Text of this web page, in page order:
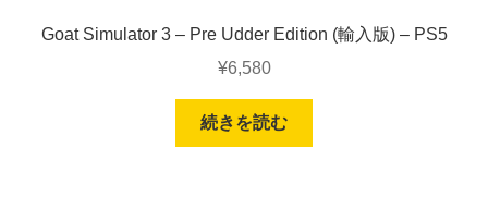
Goat Simulator 3 – Pre Udder Edition (輸入版) – PS5
¥6,580
続きを読む